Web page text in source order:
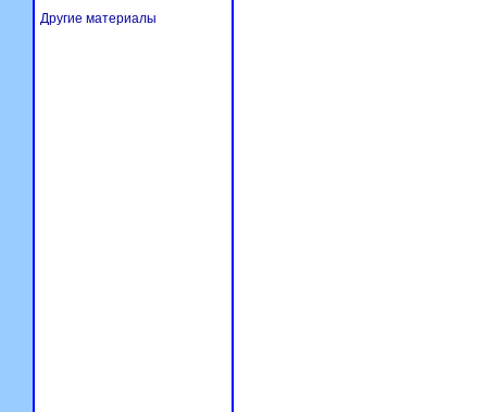
Другие материалы